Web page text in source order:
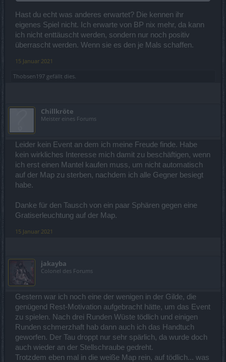
erledigen?
Hast du echt was anderes erwartet? Die kennen ihr
eigenes Spiel nicht. Ich erwarte von BP nix mehr, da kann
ich nicht enttäuscht werden, sondern nur noch positiv
überrascht werden. Wenn sie es den je Mals schaffen.
15 Januar 2021
Thobsen197 gefällt dies.
Chillkröte
Meister eines Forums
Leider kein Event an dem ich meine Freude finde. Habe
kein wirkliches Interesse mich damit zu beschäftigen, wenn
ich erst einen Mantel kaufen muss, um nicht automatisch
auf der Map zu sterben, nachdem ich alle Gegner besiegt
habe.
Danke für den Tausch von ein paar Sphären gegen eine
Gratiserleuchtung auf der Map.
15 Januar 2021
jakayba
Colonel des Forums
Gestern war ich noch eine der wenigen in der Gilde, die
genügend Rest-Motivation aufgebracht hätte, um das Event
zu spielen. Nach drei Runden Wüste tödlich und einigen
Runden schmerzhaft hab dann auch ich das Handtuch
geworfen. Der Tau droppt nur sehr spärlich, da wurde doch
auch wieder an der Stellschraube gedreht.
Trotzdem eben mal in die weiße Map rein, auf tödlich... was